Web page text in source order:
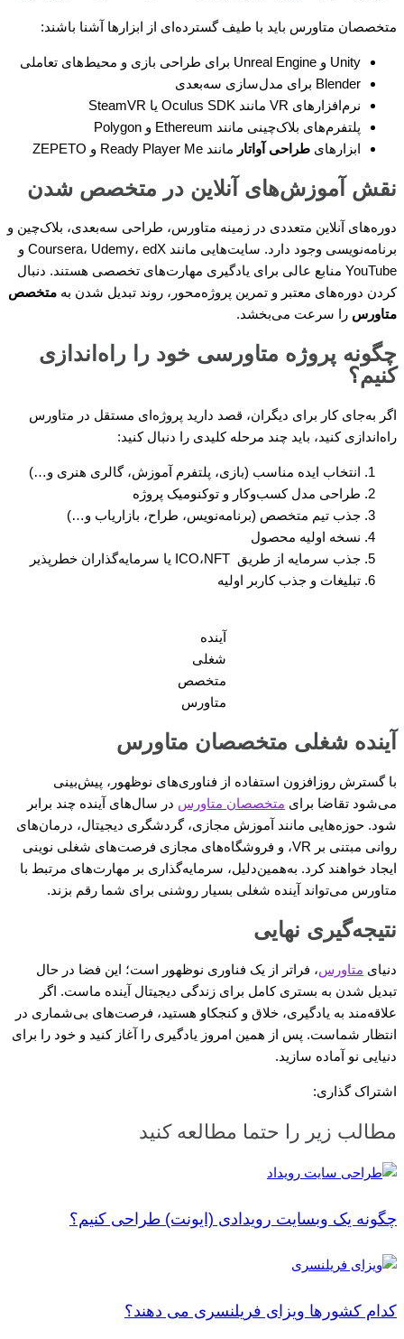
متخصصان متاورس باید با طیف گسترده‌ای از ابزارها آشنا باشند:
Unity و Unreal Engine برای طراحی بازی و محیط‌های تعاملی
Blender برای مدل‌سازی سه‌بعدی
نرم‌افزارهای VR مانند Oculus SDK یا SteamVR
پلتفرم‌های بلاک‌چینی مانند Ethereum و Polygon
ابزارهای طراحی آواتار مانند Ready Player Me و ZEPETO
نقش آموزش‌های آنلاین در متخصص شدن
دوره‌های آنلاین متعددی در زمینه متاورس، طراحی سه‌بعدی، بلاک‌چین و
برنامه‌نویسی وجود دارد. سایت‌هایی مانند Coursera، Udemy، edX و
YouTube منابع عالی برای یادگیری مهارت‌های تخصصی هستند. دنبال
کردن دوره‌های معتبر و تمرین پروژه‌محور، روند تبدیل شدن به متخصص
متاورس را سرعت می‌بخشد.
چگونه پروژه متاورسی خود را راه‌اندازی
کنیم؟
اگر به‌جای کار برای دیگران، قصد دارید پروژه‌ای مستقل در متاورس
راه‌اندازی کنید، باید چند مرحله کلیدی را دنبال کنید:
انتخاب ایده مناسب (بازی، پلتفرم آموزش، گالری هنری و…)
طراحی مدل کسب‌وکار و توکنومیک پروژه
جذب تیم متخصص (برنامه‌نویس، طراح، بازاریاب و…)
نسخه اولیه محصول
جذب سرمایه از طریق ICO،NFT یا سرمایه‌گذاران خطرپذیر
تبلیغات و جذب کاربر اولیه
آینده
شغلی
متخصص
متاورس
آینده شغلی متخصصان متاورس
با گسترش روزافزون استفاده از فناوری‌های نوظهور، پیش‌بینی
می‌شود تقاضا برای متخصصان متاورس در سال‌های آینده چند برابر
شود. حوزه‌هایی مانند آموزش مجازی، گردشگری دیجیتال، درمان‌های
روانی مبتنی بر VR، و فروشگاه‌های مجازی فرصت‌های شغلی نوینی
ایجاد خواهند کرد. به‌همین‌دلیل، سرمایه‌گذاری بر مهارت‌های مرتبط با
متاورس می‌تواند آینده شغلی بسیار روشنی برای شما رقم بزند.
نتیجه‌گیری نهایی
دنیای متاورس، فراتر از یک فناوری نوظهور است؛ این فضا در حال
تبدیل شدن به بستری کامل برای زندگی دیجیتال آینده ماست. اگر
علاقه‌مند به یادگیری، خلاق و کنجکاو هستید، فرصت‌های بی‌شماری در
انتظار شماست. پس از همین امروز یادگیری را آغاز کنید و خود را برای
دنیایی نو آماده سازید.
اشتراک گذاری:
مطالب زیر را حتما مطالعه کنید
چگونه یک وبسایت رویدادی (ایونت) طراحی کنیم؟
کدام کشورها ویزای فریلنسری می دهند؟